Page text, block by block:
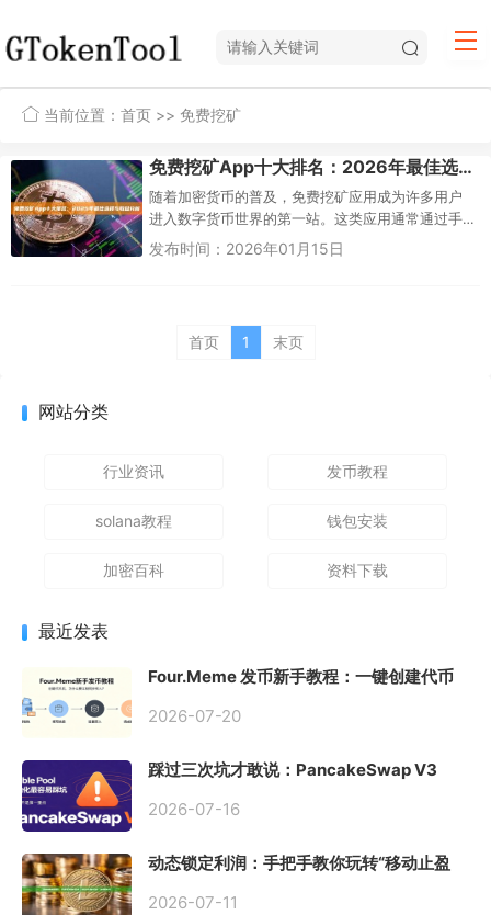
当前位置： 首页 >> 免费挖矿
免费挖矿App十大排名：2026年最佳选择与收益分析
随着加密货币的普及，免费挖矿应用成为许多用户
进入数字货币世界的第一站。这类应用通常通过手
机算力、广告互动或任务完成等方式模拟挖矿过
发布时间：2026年01月15日
首页 1 末页
网站分类
行业资讯 发币教程
solana教程 钱包安装
加密百科 资料下载
最近发表
Four.Meme 发币新手教程：一键创建代币
2026-07-20
踩过三次坑才敢说：PancakeSwap V3
初始化
2026-07-16
动态锁定利润：手把手教你玩转“移动止盈
2026-07-11